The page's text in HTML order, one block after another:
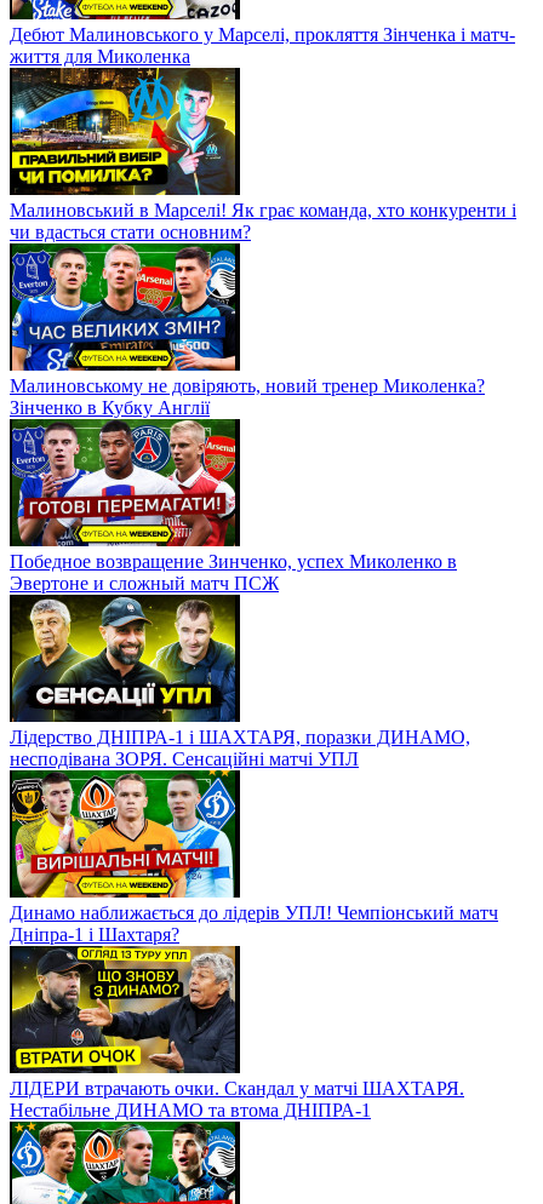
Дебют Малиновського у Марселі, прокляття Зінченка і матч-
життя для Миколенка
Малиновський в Марселі! Як грає команда, хто конкуренти і
чи вдасться стати основним?
Малиновському не довіряють, новий тренер Миколенка?
Зінченко в Кубку Англії
Победное возвращение Зинченко, успех Миколенко в
Эвертоне и сложный матч ПСЖ
Лідерство ДНІПРА-1 і ШАХТАРЯ, поразки ДИНАМО,
несподівана ЗОРЯ. Сенсаційні матчі УПЛ
Динамо наближається до лідерів УПЛ! Чемпіонський матч
Дніпра-1 і Шахтаря?
ЛІДЕРИ втрачають очки. Скандал у матчі ШАХТАРЯ.
Нестабільне ДИНАМО та втома ДНІПРА-1